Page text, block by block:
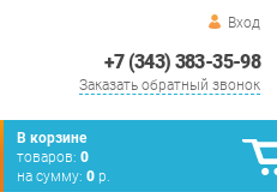
Вход
+7 (343) 383-35-98
Заказать обратный звонок
В корзине
товаров: 0
на сумму: 0 р.